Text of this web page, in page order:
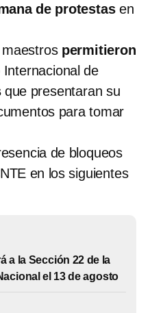
de protestasen
permitieron
de
que presentaran su
para tomar
de bloqueos
en los siguientes
a la Sección 22 de la
el 13 de agosto